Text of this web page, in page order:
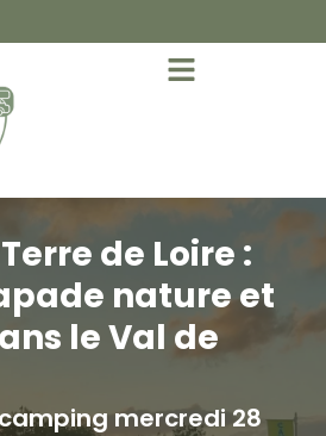
de Loire :
nature et
le Val de
mercredi 28